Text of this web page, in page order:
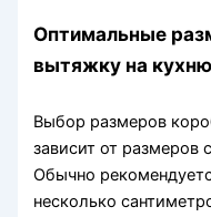
Оптимальные
вытяжку на кухню
Выбор размеров
зависит от размеров
Обычно
несколько